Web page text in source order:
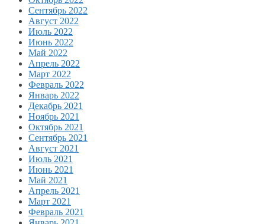
Сентябрь 2022
Август 2022
Июль 2022
Июнь 2022
Май 2022
Апрель 2022
Март 2022
Февраль 2022
Январь 2022
Декабрь 2021
Ноябрь 2021
Октябрь 2021
Сентябрь 2021
Август 2021
Июль 2021
Июнь 2021
Май 2021
Апрель 2021
Март 2021
Февраль 2021